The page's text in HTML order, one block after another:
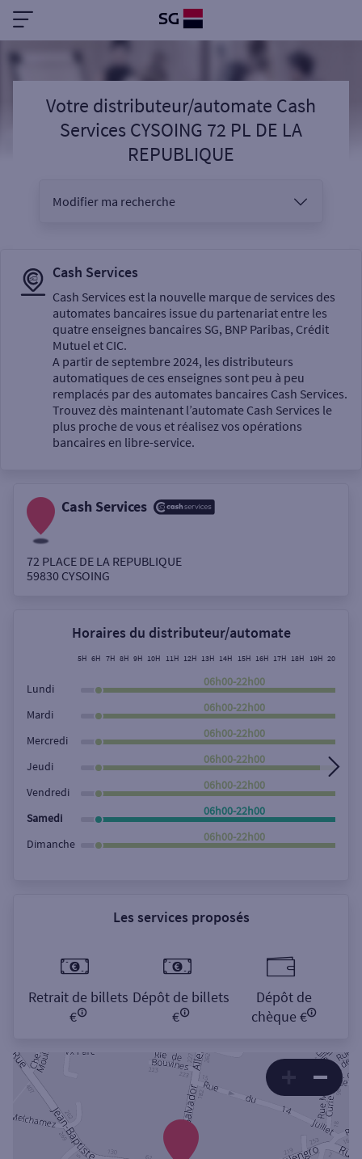
Votre distributeur/automate Cash
Services CYSOING 72 PL DE LA
REPUBLIQUE
Modifier ma recherche
Sélectionnez votre recherche
Un service
Autour de moi
Rue
Rechercher
Cash Services
Cash Services est la nouvelle marque de services des
automates bancaires issue du partenariat entre les
quatre enseignes bancaires SG, BNP Paribas, Crédit
Mutuel et CIC.
A partir de septembre 2024, les distributeurs
automatiques de ces enseignes sont peu à peu
remplacés par des automates bancaires Cash Services.
Trouvez dès maintenant l’automate Cash Services le
plus proche de vous et réalisez vos opérations
bancaires en libre-service.
Cash Services
72 PLACE DE LA REPUBLIQUE
59830 CYSOING
Horaires du distributeur/automate
5H 6H 7H 8H 9H 10H 11H 12H 13H 14H 15H 16H 17H 18H 19H 20H
Lundi
06h00-22h00
Mardi
06h00-22h00
Mercredi
06h00-22h00
Jeudi
06h00-22h00
Vendredi
06h00-22h00
Samedi
06h00-22h00
Dimanche
06h00-22h00
Les services proposés
Retrait de billets
€
Dépôt de billets
€
Dépôt de
chèque €